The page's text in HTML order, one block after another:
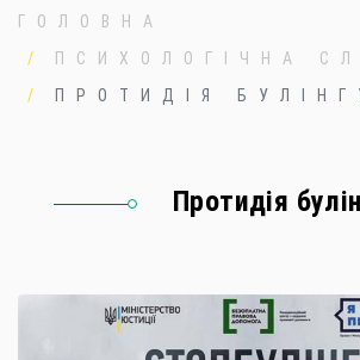
ГОЛОВНА
ПСИХОЛОГІЧНА
ПРОТИДІЯ
Протидія